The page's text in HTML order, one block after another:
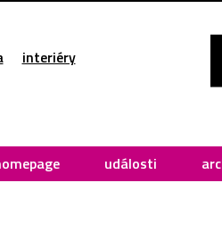
interiéry
události